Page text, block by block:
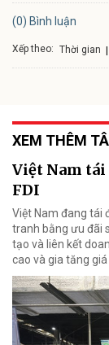
(0) Bình luận
Xếp theo: Thời gian
XEM THÊM
Việt Nam
FDI
Việt Nam đang tái
tranh bằng ưu đãi
tạo và liên kết
cao và gia tăng